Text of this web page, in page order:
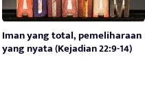
Iman yang total, pemeliharaan
yang nyata (Kejadian 22:9-14)